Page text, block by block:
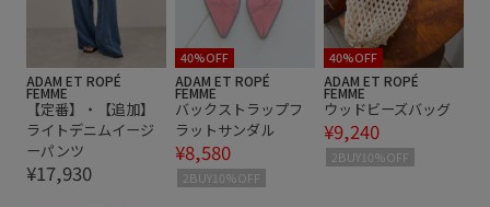
ADAM ET ROPÉ
FEMME
【定番】・【追加】
ライトデニムイージ
ーパンツ
¥17,930
40%OFF
ADAM ET ROPÉ
FEMME
バックストラップフ
ラットサンダル
¥8,580
2BUY10%OFF
40%OFF
ADAM ET ROPÉ
FEMME
ウッドビーズバッグ
¥9,240
2BUY10%OFF